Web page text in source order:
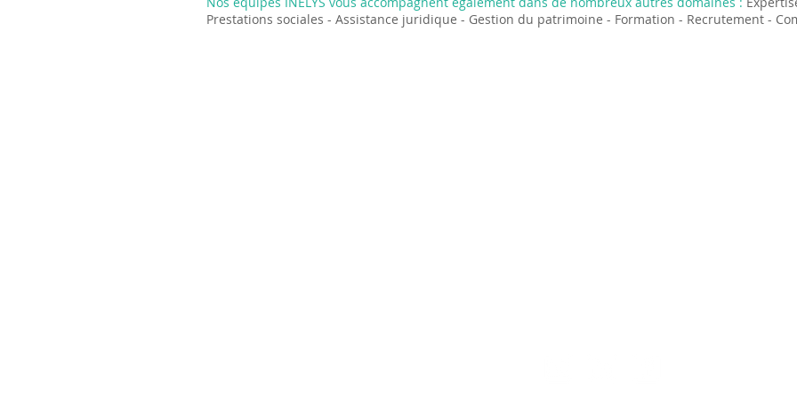
Prestations sociales - Assistance juridique - Gestion du patrimoine - Formation - Recrutement -